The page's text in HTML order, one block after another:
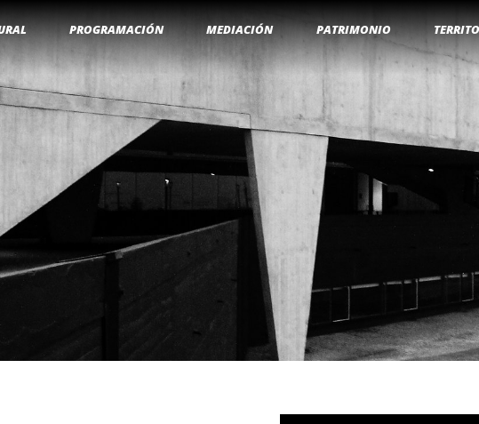
PROGRAMACIÓN MEDIACIÓN PATRIMONIO